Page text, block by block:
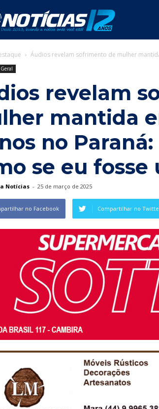
Cambira
Notícias
Áudios revelam sofrimento de mulher
Geral
revelam
mantida
no
se eu fosse
Notícias - 25 de março de 2025
no Facebook Compartilhar no